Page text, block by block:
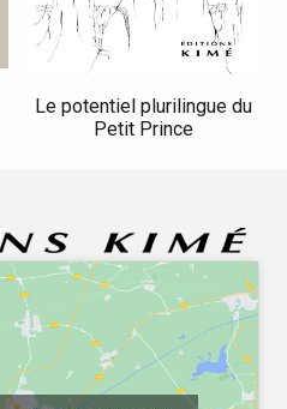
Le potentiel plurilingue du
Petit Prince